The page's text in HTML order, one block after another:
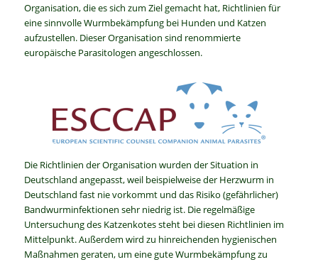
Organisation, die es sich zum Ziel gemacht hat, Richtlinien für
eine sinnvolle Wurmbekämpfung bei Hunden und Katzen
aufzustellen. Dieser Organisation sind renommierte
europäische Parasitologen angeschlossen.
Die Richtlinien der Organisation wurden der Situation in
Deutschland angepasst, weil beispielweise der Herzwurm in
Deutschland fast nie vorkommt und das Risiko (gefährlicher)
Bandwurminfektionen sehr niedrig ist. Die regelmäßige
Untersuchung des Katzenkotes steht bei diesen Richtlinien im
Mittelpunkt. Außerdem wird zu hinreichenden hygienischen
Maßnahmen geraten, um eine gute Wurmbekämpfung zu